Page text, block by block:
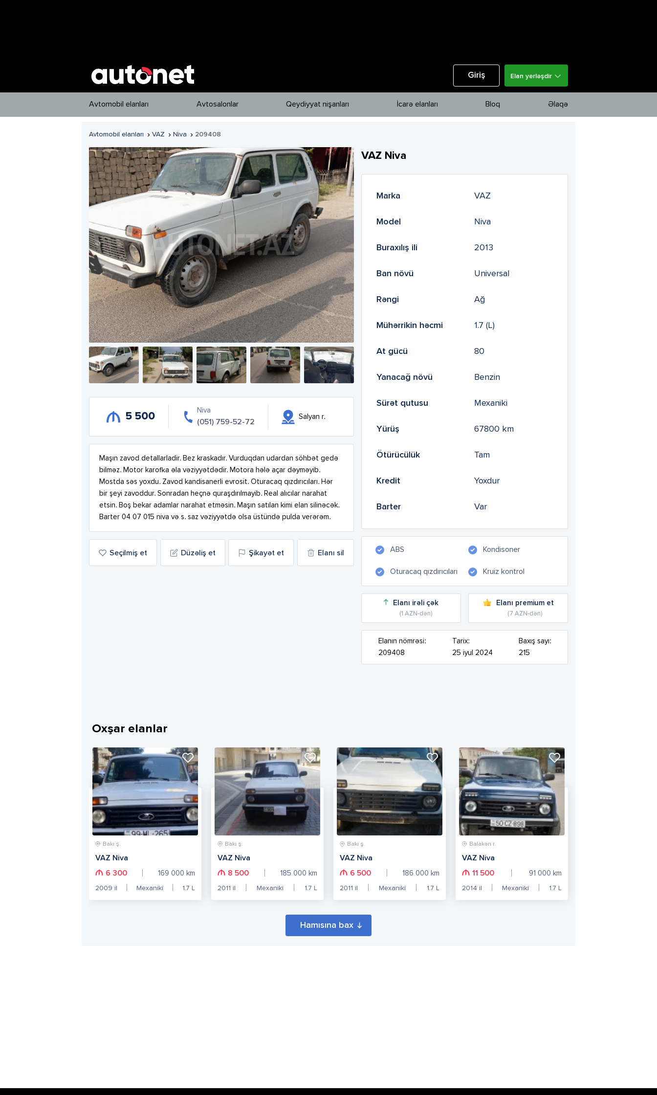
Giriş Elan yerləşdir
Avtomobil elanları Avtosalonlar Qeydiyyat nişanları İcarə elanları Bloq Əlaqə
Avtomobil elanları  VAZ  Niva  209408
5 500
Niva
(051) 759-52-72
Salyan r.
Maşın zavod detallarladir. Bez kraskadır. Vurduqdan udardan söhbət gedə
bilməz. Motor karofka əla vəziyyətdədir. Motora hələ açar dəyməyib.
Mostda səs yoxdu. Zavod kandisanerli evrosit. Oturacaq qızdırıcıları. Hər
bir şeyi zavoddur. Sonradan heçnə quraşdırılmayib. Real alıcılar narahat
etsin. Boş bekar adamlar narahat etməsin. Maşın satılan kimi elan silinəcək.
Barter 04 07 015 niva və s. saz vəziyyətdə olsa üstündə pulda verərəm.
Seçilmiş et Düzəliş et Şikayət et Elanı sil
VAZ Niva
Marka VAZ
Model Niva
Buraxılış ili 2013
Ban növü Universal
Rəngi Ağ
Mühərrikin həcmi 1.7 (L)
At gücü 80
Yanacağ növü Benzin
Sürət qutusu Mexaniki
Yürüş 67800 km
Ötürücülük Tam
Kredit Yoxdur
Barter Var
ABS Kondisoner
Oturacaq qızdırıcıları Kruiz kontrol
Elanı irəli çək
(1 AZN-dən)
Elanı premium et
(7 AZN-dən)
Elanın nömrəsi:
209408
Tarix:
25 iyul 2024
Baxış sayı:
215
Oxşar elanlar
Bakı ş.
VAZ Niva
6 300
169 000 km
2009 il Mexaniki 1.7 L
Bakı ş.
VAZ Niva
8 500
185 000 km
2011 il Mexaniki 1.7 L
Bakı ş.
VAZ Niva
6 500
186 000 km
2011 il Mexaniki 1.7 L
Balakən r.
VAZ Niva
11 500
91 000 km
2014 il Mexaniki 1.7 L
Hamısına bax